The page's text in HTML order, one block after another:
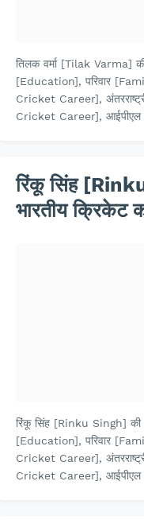
तिलक वर्मा [Tilak Varma]
[Education], परिवार
Cricket Career],
Cricket Career], आईपीएल
रिंकू सिंह
भारतीय क्रिकेट
रिंकू सिंह [Rinku Singh] की
[Education], परिवार
Cricket Career],
Cricket Career], आईपीएल